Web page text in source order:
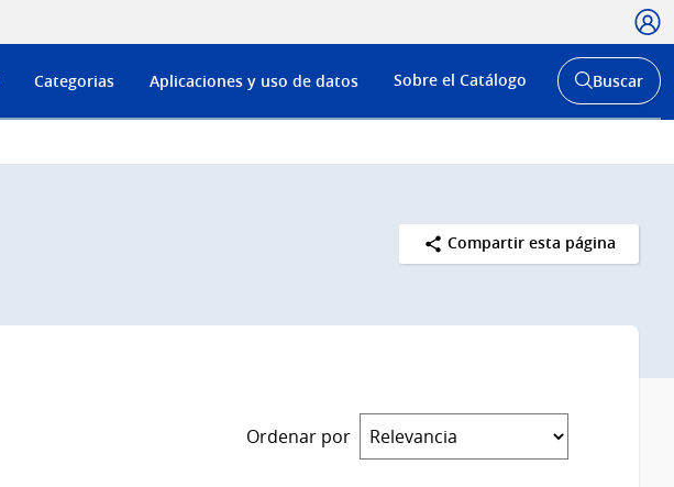
Menú
de
Categorias Aplicaciones y uso de datos Sobre el Catálogo
Abrir
buscador
Buscar
Compartir esta página
Ordenar por